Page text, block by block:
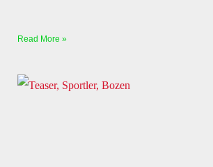
Read More »